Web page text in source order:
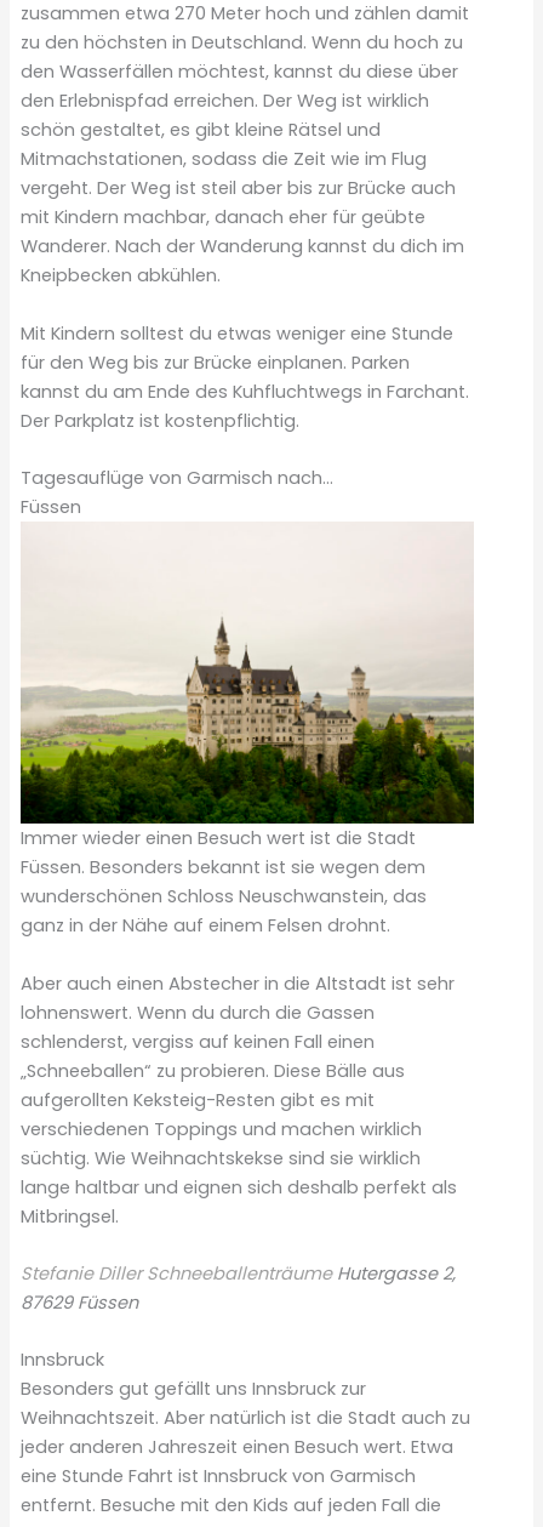
zusammen etwa 270 Meter hoch und zählen damit
zu den höchsten in Deutschland. Wenn du hoch zu
den Wasserfällen möchtest, kannst du diese über
den Erlebnispfad erreichen. Der Weg ist wirklich
schön gestaltet, es gibt kleine Rätsel und
Mitmachstationen, sodass die Zeit wie im Flug
vergeht. Der Weg ist steil aber bis zur Brücke auch
mit Kindern machbar, danach eher für geübte
Wanderer. Nach der Wanderung kannst du dich im
Kneipbecken abkühlen.
Mit Kindern solltest du etwas weniger eine Stunde
für den Weg bis zur Brücke einplanen. Parken
kannst du am Ende des Kuhfluchtwegs in Farchant.
Der Parkplatz ist kostenpflichtig.
Tagesauflüge von Garmisch nach…
Füssen
Immer wieder einen Besuch wert ist die Stadt
Füssen. Besonders bekannt ist sie wegen dem
wunderschönen Schloss Neuschwanstein, das
ganz in der Nähe auf einem Felsen drohnt.
Aber auch einen Abstecher in die Altstadt ist sehr
lohnenswert. Wenn du durch die Gassen
schlenderst, vergiss auf keinen Fall einen
„Schneeballen“ zu probieren. Diese Bälle aus
aufgerollten Keksteig-Resten gibt es mit
verschiedenen Toppings und machen wirklich
süchtig. Wie Weihnachtskekse sind sie wirklich
lange haltbar und eignen sich deshalb perfekt als
Mitbringsel.
Stefanie Diller SchneeballenträumeHutergasse 2,
87629 Füssen
Innsbruck
Besonders gut gefällt uns Innsbruck zur
Weihnachtszeit. Aber natürlich ist die Stadt auch zu
jeder anderen Jahreszeit einen Besuch wert. Etwa
eine Stunde Fahrt ist Innsbruck von Garmisch
entfernt. Besuche mit den Kids auf jeden Fall die